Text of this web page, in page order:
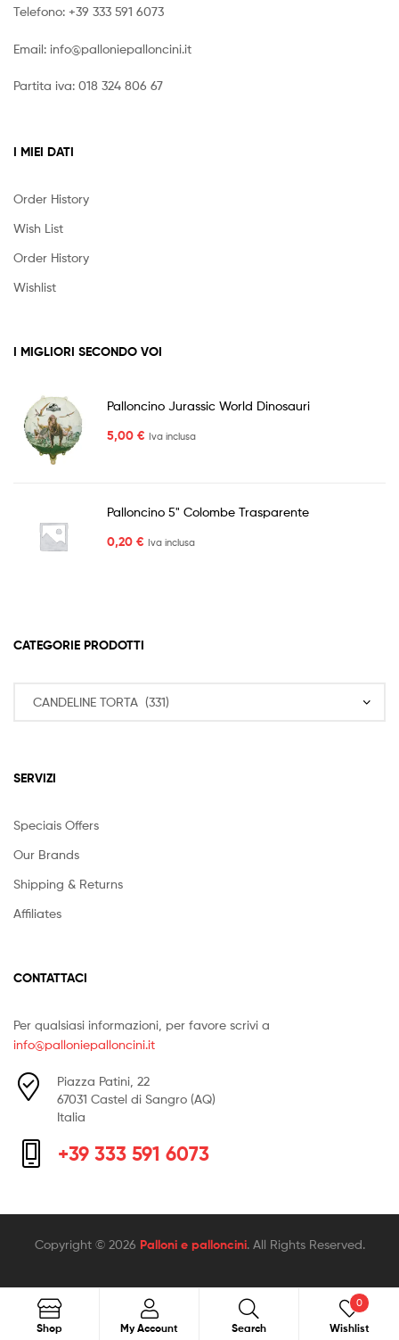
Telefono: +39 333 591 6073
Email: info@palloniepalloncini.it
Partita iva: 018 324 806 67
I MIEI DATI
Order History
Wish List
Order History
Wishlist
I MIGLIORI SECONDO VOI
Palloncino Jurassic World Dinosauri
5,00 € Iva inclusa
Palloncino 5" Colombe Trasparente
0,20 € Iva inclusa
CATEGORIE PRODOTTI
SERVIZI
Speciais Offers
Our Brands
Shipping & Returns
Affiliates
CONTATTACI
Per qualsiasi informazioni, per favore scrivi a
info@palloniepalloncini.it
Piazza Patini, 22
67031 Castel di Sangro (AQ)
Italia
+39 333 591 6073
Copyright © 2026 Palloni e palloncini. All Rights Reserved.
Shop My Account Search
Search
Search
Wishlist
0